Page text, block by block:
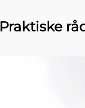
Praktiske